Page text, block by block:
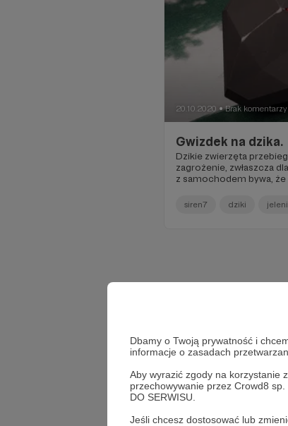
Dbamy o Twoją prywatność i
informacje o zasadach
Aby wyrazić zgody na korzystanie
przechowywanie przez Crowd8
DO SERWISU.
Jeśli chcesz dostosować lub
20.10.2020 ● Brak komentarzy
Gwizdek na dzika.
Dzikie zwierzęta
zagrożenie, zwłaszcza
z samochodem bywa,
rzadkości.
siren7 dziki